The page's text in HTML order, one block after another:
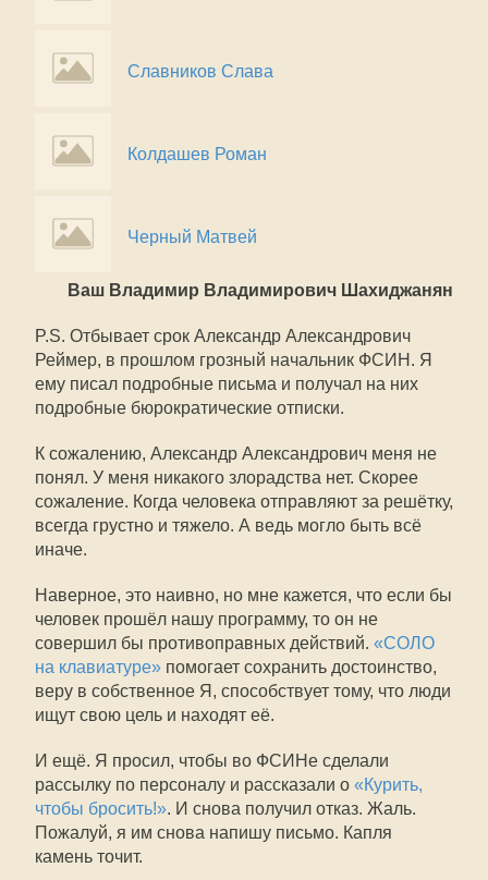
Славников Слава
Колдашев Роман
Черный Матвей
Ваш Владимир Владимирович Шахиджанян
P.S. Отбывает срок Александр Александрович
Реймер, в прошлом грозный начальник ФСИН. Я
ему писал подробные письма и получал на них
подробные бюрократические отписки.
К сожалению, Александр Александрович меня не
понял. У меня никакого злорадства нет. Скорее
сожаление. Когда человека отправляют за решётку,
всегда грустно и тяжело. А ведь могло быть всё
иначе.
Наверное, это наивно, но мне кажется, что если бы
человек прошёл нашу программу, то он не
совершил бы противоправных действий. «СОЛО
на клавиатуре» помогает сохранить достоинство,
веру в собственное Я, способствует тому, что люди
ищут свою цель и находят её.
И ещё. Я просил, чтобы во ФСИНе сделали
рассылку по персоналу и рассказали о «Курить,
чтобы бросить!». И снова получил отказ. Жаль.
Пожалуй, я им снова напишу письмо. Капля
камень точит.